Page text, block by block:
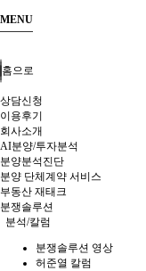
MENU
홈으로
상담신청
이용후기
회사소개
AI분양/투자분석
분양분석진단
분양 단체계약 서비스
부동산 재태크
분쟁솔루션
분석/칼럼
분쟁솔루션 영상
허준열 칼럼